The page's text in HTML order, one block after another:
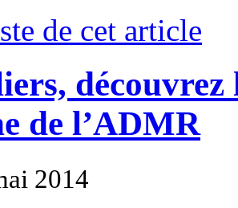
de cet article
découvrez
de l’ADMR
2014